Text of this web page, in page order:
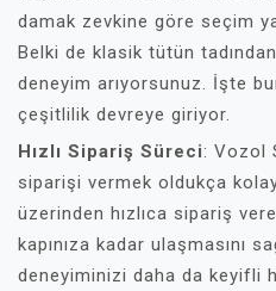
damak zevkine göre seçim
Belki de klasik tütün tadından
deneyim arıyorsunuz. İşte
çeşitlilik devreye giriyor.
Hızlı Sipariş Süreci: Vozol
siparişi vermek oldukça
üzerinden hızlıca sipariş
kapınıza kadar ulaşmasını
deneyiminizi daha da keyifli